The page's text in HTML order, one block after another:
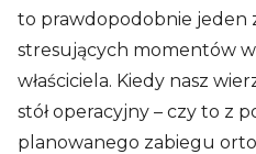
to prawdopodobnie jeden
stresujących momentów
właściciela. Kiedy nasz
stół operacyjny – czy to z
planowanego zabiegu